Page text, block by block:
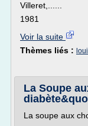
Villeret,......
1981
Voir la suite
Thèmes liés :
La Soupe
La soupe aux